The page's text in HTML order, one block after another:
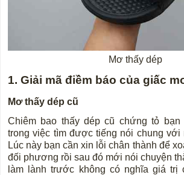
Mơ thấy dép
1. Giải mã điềm báo của giấc
Mơ thấy dép cũ
Chiêm bao thấy dép cũ chứng tỏ
trong việc tìm được tiếng nói chung với
Lúc này bạn cần xin lỗi chân thành để
đối phương rồi sau đó mới nói chuyện
làm lành trước không có nghĩa giá trị